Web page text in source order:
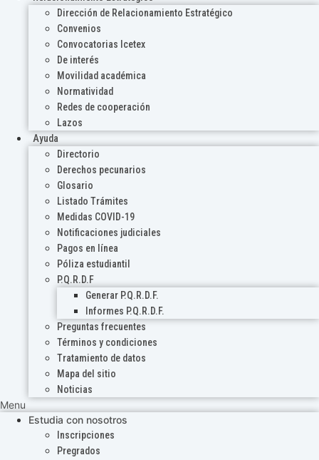
Dirección de Relacionamiento Estratégico
Convenios
Convocatorias Icetex
De interés
Movilidad académica
Normatividad
Redes de cooperación
Lazos
Ayuda
Directorio
Derechos pecunarios
Glosario
Listado Trámites
Medidas COVID-19
Notificaciones judiciales
Pagos en línea
Póliza estudiantil
P.Q.R.D.F
Generar P.Q.R.D.F.
Informes P.Q.R.D.F.
Preguntas frecuentes
Términos y condiciones
Tratamiento de datos
Mapa del sitio
Noticias
Menu
Estudia con nosotros
Inscripciones
Pregrados